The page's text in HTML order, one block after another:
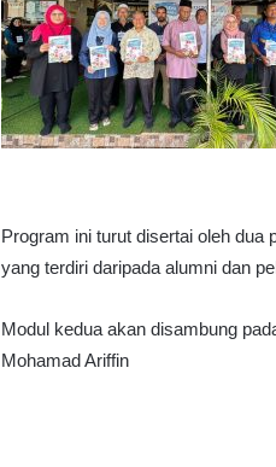
Program ini turut disertai oleh dua
yang terdiri daripada alumni dan
Modul kedua akan disambung
Mohamad Ariffin